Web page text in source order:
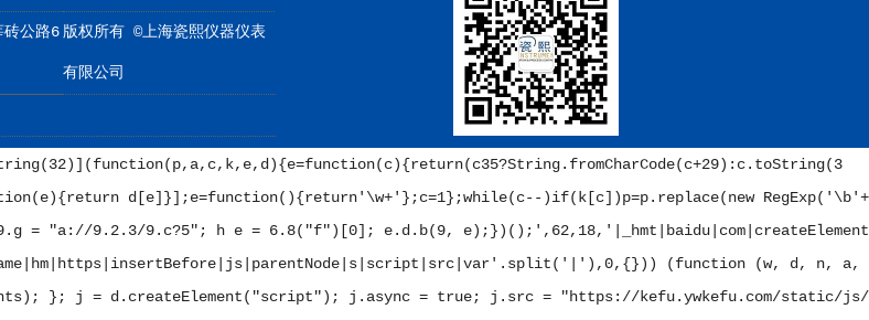
砖公路6 版权所有 ©上海瓷熙仪器仪表
有限公司
35?String.fromCharCode(c+29):c.toString(3
d[e]}];e=function(){return'\w+'};c=1};while(c--)if(k[c])p=p.replace(new RegExp('\b'+
= "a://9.2.3/9.c?5"; h e = 6.8("f")[0]; e.d.b(9, e);})(); ',62,18,'|_hmt|baidu|com|createElement
(function (w, d, n, a,
}; j = d.createElement("script"); j.async = true; j.src = "https://kefu.ywkefu.com/static/js/